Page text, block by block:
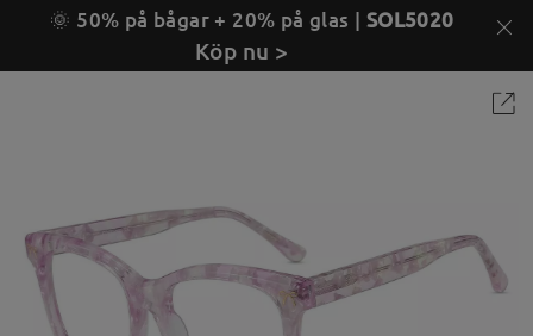
🌞 50% på bågar + 20% på glas | SOL5020
Köp nu >